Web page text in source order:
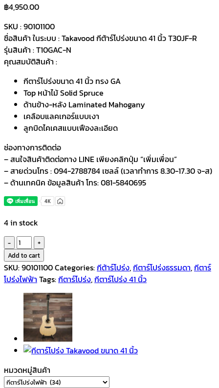
฿4,950.00
SKU : 90101100
ชื่อสินค้า ในระบบ : Takavood กีต้าร์โปร่งขนาด 41 นิ้ว T30JF-R
รุ่นสินค้า : T10GAC-N
คุณสมบัติสินค้า :
กีตาร์โปร่งขนาด 41 นิ้ว ทรง GA
Top หน้าไม้ Solid Spruce
ด้านข้าง-หลัง Laminated Mahogany
เคลือบแลคเกอร์แบบเงา
ลูกบิดไคเคสแบบเฟืองละเอียด
ช่องทางการติดต่อ
– สนใจสินค้าติดต่อทาง LINE เพียงคลิกปุ่ม “เพิ่มเพื่อน”
– สายด่วนโทร : 094-2788784 เซลล์ (เวลาทำการ 8.30-17.30 จ-ส)
– ด้านเทคนิค ข้อมูลสินค้า โทร: 081-5840695
4 in stock
Takavood
กีตาร์
โปร่ง
ขนาด
นิ้ว
T30JF
ทรง
GA
Top
Spruce
เคลือบ
Add to cart
SKU:90101100Categories:กีต้าร์โปร่ง,กีตาร์โปร่งธรรมดา,กีตาร์
โปร่งไฟฟ้า Tags:กีตาร์โปร่ง,กีตาร์โปร่ง 41 นิ้ว
หมวดหมู่สินค้า